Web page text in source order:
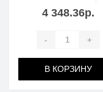
4 348.36р.
- +
В КОРЗИНУ